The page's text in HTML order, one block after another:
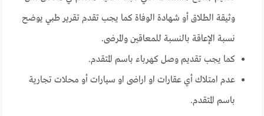
وثيقة الطلاق أو شهادة الوفاة كما يجب تقدم تقرير طبي يوضح
نسبة الإعاقة بالنسبة للمعاقين والمرضى.
كما يجب تقديم وصل كهرباء باسم المتقدم.
عدم امتلاك أي عقارات او اراضى او سيارات أو محلات تجارية
باسم المتقدم.